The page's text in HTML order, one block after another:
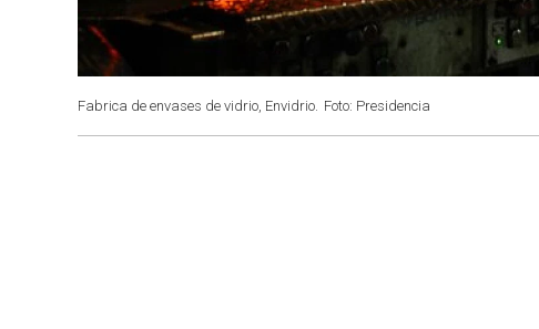
Fabrica de envases de vidrio, Envidrio. Foto: Presidencia